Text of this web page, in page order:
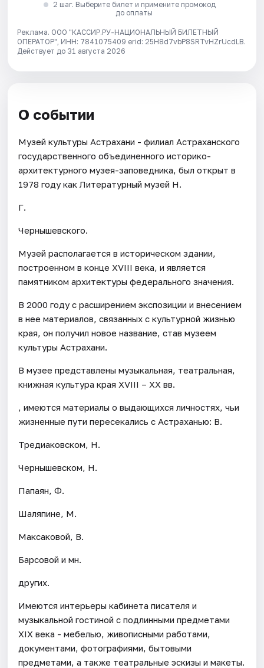
2 шаг. Выберите билет и примените промокод
до оплаты
Реклама. ООО "КАССИР.РУ-НАЦИОНАЛЬНЫЙ БИЛЕТНЫЙ
ОПЕРАТОР", ИНН: 7841075409 erid: 25H8d7vbP8SRTvHZrUcdLB.
Действует до 31 августа 2026
О событии
Музей культуры Астрахани - филиал Астраханского
государственного объединенного историко-
архитектурного музея-заповедника, был открыт в
1978 году как Литературный музей Н.
Г.
Чернышевского.
Музей располагается в историческом здании,
построенном в конце XVIII века, и является
памятником архитектуры федерального значения.
В 2000 году с расширением экспозиции и внесением
в нее материалов, связанных с культурной жизнью
края, он получил новое название, став музеем
культуры Астрахани.
В музее представлены музыкальная, театральная,
книжная культура края XVIII – XX вв.
, имеются материалы о выдающихся личностях, чьи
жизненные пути пересекались с Астраханью: В.
Тредиаковском, Н.
Чернышевском, Н.
Папаян, Ф.
Шаляпине, М.
Максаковой, В.
Барсовой и мн.
других.
Имеются интерьеры кабинета писателя и
музыкальной гостиной с подлинными предметами
XIX века - мебелью, живописными работами,
документами, фотографиями, бытовыми
предметами, а также театральные эскизы и макеты.